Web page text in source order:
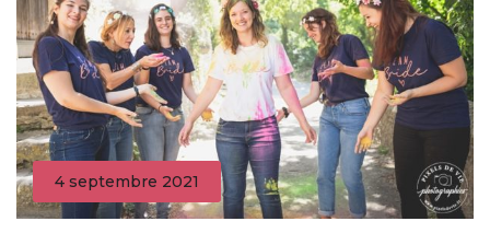
4 septembre 2021